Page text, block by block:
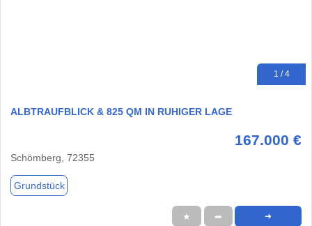
1 / 4
ALBTRAUFBLICK & 825 QM IN RUHIGER LAGE
167.000 €
Schömberg, 72355
Grundstück
★ ➦ ➜